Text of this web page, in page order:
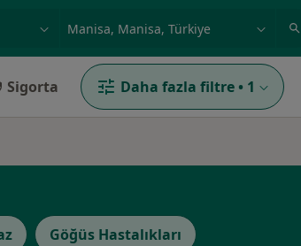
isim
Sigorta Daha fazla filtre • 1
Göğüs Hastalıkları